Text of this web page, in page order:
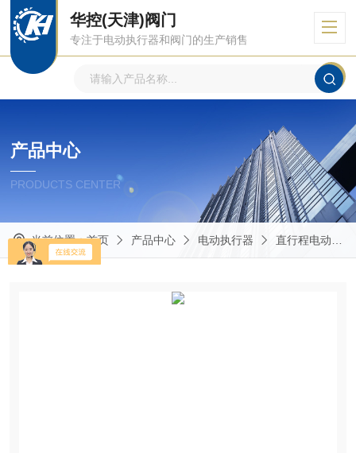
华控(天津)阀门
专注于电动执行器和阀门的生产销售
产品中心
PRODUCTS CENTER
当前位置：首页 产品中心 电动执行器 直行程电动执行器